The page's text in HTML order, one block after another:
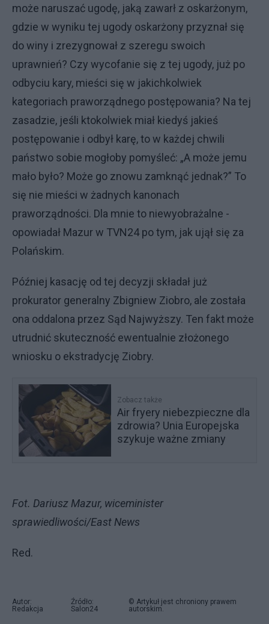
może naruszać ugodę, jaką zawarł z oskarżonym,
gdzie w wyniku tej ugody oskarżony przyznał się
do winy i zrezygnował z szeregu swoich
uprawnień? Czy wycofanie się z tej ugody, już po
odbyciu kary, mieści się w jakichkolwiek
kategoriach praworządnego postępowania? Na tej
zasadzie, jeśli ktokolwiek miał kiedyś jakieś
postępowanie i odbył karę, to w każdej chwili
państwo sobie mogłoby pomyśleć: „A może jemu
mało było? Może go znowu zamknąć jednak?” To
się nie mieści w żadnych kanonach
praworządności. Dla mnie to niewyobrażalne -
opowiadał Mazur w TVN24 po tym, jak ujął się za
Polańskim.
Później kasację od tej decyzji składał już
prokurator generalny Zbigniew Ziobro, ale została
ona oddalona przez Sąd Najwyższy. Ten fakt może
utrudnić skuteczność ewentualnie złożonego
wniosku o ekstradycję Ziobry.
Zobacz także
Air fryery niebezpieczne dla
zdrowia? Unia Europejska
szykuje ważne zmiany
Fot. Dariusz Mazur, wiceminister
sprawiedliwości/East News
Red.
Autor:
Redakcja
Źródło:
Salon24
© Artykuł jest chroniony prawem
autorskim.